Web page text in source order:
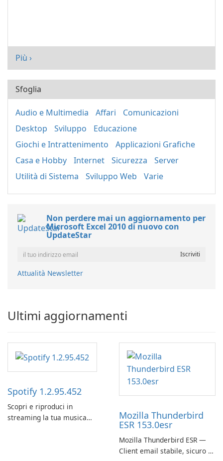
Più ›
Sfoglia
Audio e Multimedia Affari
Comunicazioni
Desktop
Sviluppo
Educazione
Giochi e Intrattenimento
Applicazioni Grafiche
Casa e Hobby
Internet Sicurezza
Server
Utilità di Sistema
Sviluppo Web Varie
Non perdere mai un aggiornamento per
Microsoft Excel 2010 di nuovo con
UpdateStar
Attualità Newsletter
Ultimi aggiornamenti
Spotify 1.2.95.452
Scopri e riproduci in
streaming la tua musica
Mozilla Thunderbird
ESR 153.0esr
Mozilla Thunderbird ESR —
Client email stabile, sicuro e